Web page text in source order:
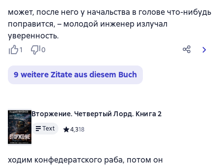
может, после него у начальства в голове что-нибудь
поправится, – молодой инженер излучал
уверенность.
1 0
9 weitere Zitate aus diesem Buch
Вторжение. Четвертый Лорд. Книга 2
Text Средний рейтинг 4,3 на основе 18 оценок
4,318
ходим конфедератского раба, потом он